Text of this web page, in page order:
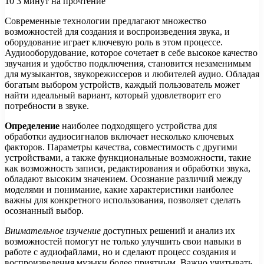
Современные технологии предлагают множество
возможностей для создания и воспроизведения звука, и
оборудование играет ключевую роль в этом процессе.
Аудиооборудование, которое сочетает в себе высокое качество
звучания и удобство подключения, становится незаменимым
для музыкантов, звукорежиссеров и любителей аудио. Обладая
богатым выбором устройств, каждый пользователь может
найти идеальный вариант, который удовлетворит его
потребности в звуке.
Определение наиболее подходящего устройства для
обработки аудиосигналов включает несколько ключевых
факторов. Параметры качества, совместимость с другими
устройствами, а также функциональные возможности, такие
как возможность записи, редактирования и обработки звука,
обладают высоким значением. Осознание различий между
моделями и понимание, какие характеристики наиболее
важны для конкретного использования, позволяет сделать
осознанный выбор.
Внимательное изучение доступных решений и анализ их
возможностей помогут не только улучшить свои навыки в
работе с аудиофайлами, но и сделают процесс создания и